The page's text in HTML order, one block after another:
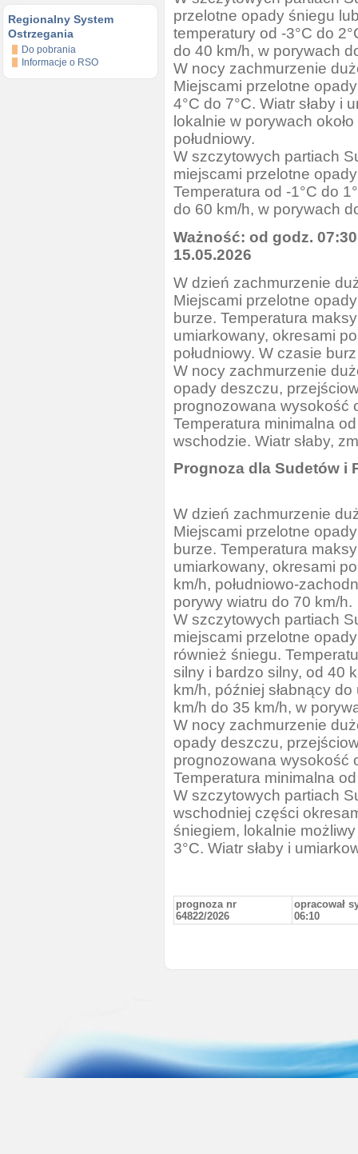
Regionalny System
Ostrzegania
Do pobrania
Informacje o RSO
przelotne opady śniegu
temperatury od -3°C do
do 40 km/h, w porywach
W nocy zachmurzenie
Miejscami przelotne
4°C do 7°C. Wiatr słaby i
lokalnie w porywach
południowy.
W szczytowych partiach
miejscami przelotne
Temperatura od -1°C do
do 60 km/h, w porywach
Ważność: od godz.
15.05.2026
W dzień zachmurzenie
Miejscami przelotne
burze. Temperatura
umiarkowany, okresami
południowy. W czasie
W nocy zachmurzenie
opady deszczu,
prognozowana wysokość
Temperatura minimalna
wschodzie. Wiatr słaby,
Prognoza dla Sudetów i
W dzień zachmurzenie
Miejscami przelotne
burze. Temperatura
umiarkowany, okresami
km/h, południowo-
porywy wiatru do 70 km/h.
W szczytowych partiach
miejscami przelotne
również śniegu.
silny i bardzo silny, od 40
km/h, później słabnący
km/h do 35 km/h, w
W nocy zachmurzenie
opady deszczu,
prognozowana wysokość
Temperatura minimalna
W szczytowych partiach
wschodniej części
śniegiem, lokalnie
3°C. Wiatr słaby i
prognoza nr
64822/2026
opracował
06:10